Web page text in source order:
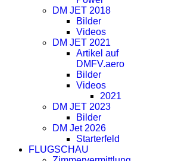
DM JET 2018
Bilder
Videos
DM JET 2021
Artikel auf
DMFV.aero
Bilder
Videos
2021
DM JET 2023
Bilder
DM Jet 2026
Starterfeld
FLUGSCHAU